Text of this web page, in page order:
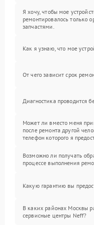
Я хочу, чтобы мое
ремонтировалось только
запчастями.
Как я узнаю, что мое
От чего зависит срок
Диагностика проводится
Может ли вместо меня
после ремонта другой
телефон которого я
Возможно ли получать
процессе выполнения
Какую гарантию вы
В каких районах Москвы
сервисные центры Neff?